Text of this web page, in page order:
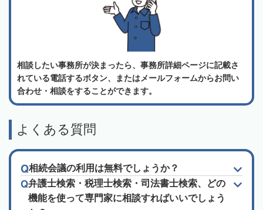
相談したい事務所が決まったら、事務所詳細ページに記載さ
れている電話するボタン、またはメールフォームからお問い
合わせ・相談をすることができます。
よくある質問
相続会議の利用は無料でしょうか？
弁護士検索・税理士検索・司法書士検索、どの
機能を使って専門家に相談すればいいでしょう